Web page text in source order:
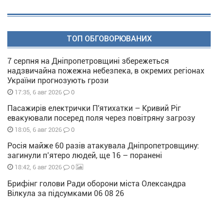
ТОП ОБГОВОРЮВАНИХ
7 серпня на Дніпропетровщині збережеться
надзвичайна пожежна небезпека, в окремих регіонах
України прогнозують грози
17:35, 6 авг 2026 0
Пасажирів електрички П'ятихатки – Кривий Ріг
евакуювали посеред поля через повітряну загрозу
18:05, 6 авг 2026 0
Росія майже 60 разів атакувала Дніпропетровщину:
загинули п’ятеро людей, ще 16 – поранені
18:42, 6 авг 2026 0
Брифінг голови Ради оборони міста Олександра
Вілкула за підсумками 06 08 26